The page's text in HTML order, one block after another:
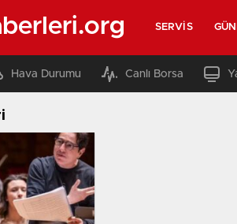
SERVIS
Hava Durumu Canlı Borsa